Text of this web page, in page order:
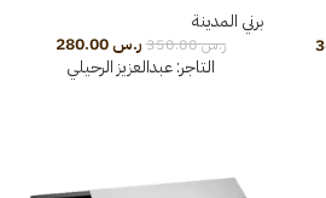
برني المدينة
ر.س350.00 ر.س280.00
التاجر:عبدالعزيز الرحيلي